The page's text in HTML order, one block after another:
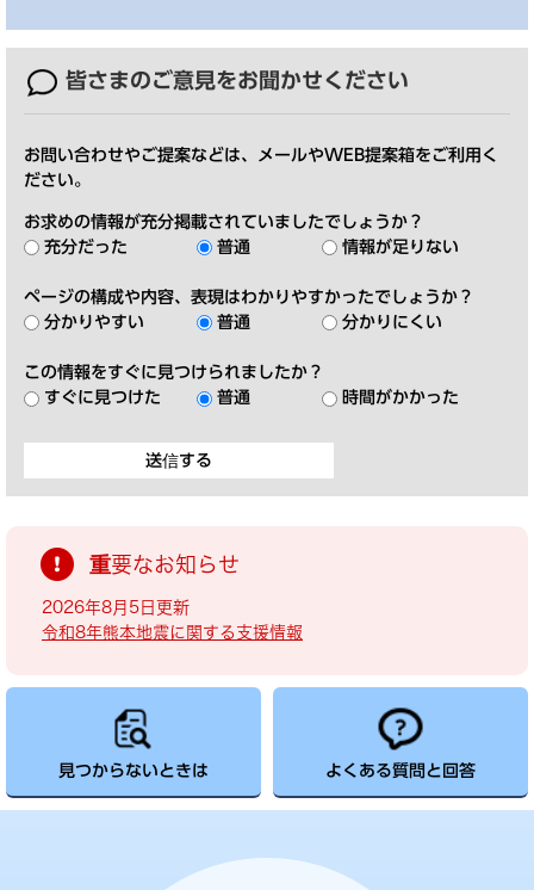
皆さまのご意見をお聞かせください
お問い合わせやご提案などは、メールやWEB提案箱をご利用く
ださい。
お求めの情報が充分掲載されていましたでしょうか？
充分だった
普通 情報が足りない
ページの構成や内容、表現はわかりやすかったでしょうか？
分かりやすい
普通 分かりにくい
この情報をすぐに見つけられましたか？
すぐに見つけた
普通 時間がかかった
重要なお知らせ
2026年8月5日更新
令和8年熊本地震に関する支援情報
見つからないときは よくある質問と回答